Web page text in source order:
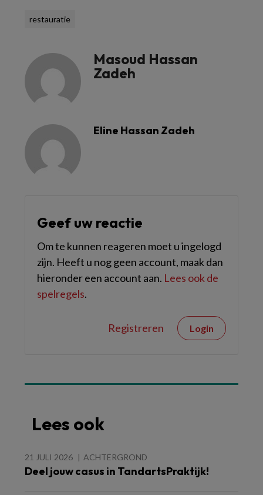
restauratie
Masoud Hassan
Zadeh
Eline Hassan Zadeh
Geef uw reactie
Om te kunnen reageren moet u ingelogd
zijn. Heeft u nog geen account, maak dan
hieronder een account aan. Lees ook de
spelregels.
Registreren Login
Lees ook
21 JULI 2026 ACHTERGROND
Deel jouw casus in TandartsPraktijk!